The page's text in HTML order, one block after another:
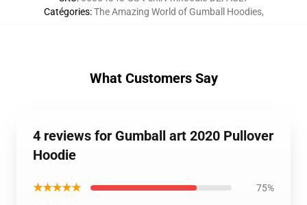
Catégories:The Amazing World of Gumball Hoodies,
What Customers Say
4 reviews for Gumball art 2020 Pullover
Hoodie
★★★★★ 75%